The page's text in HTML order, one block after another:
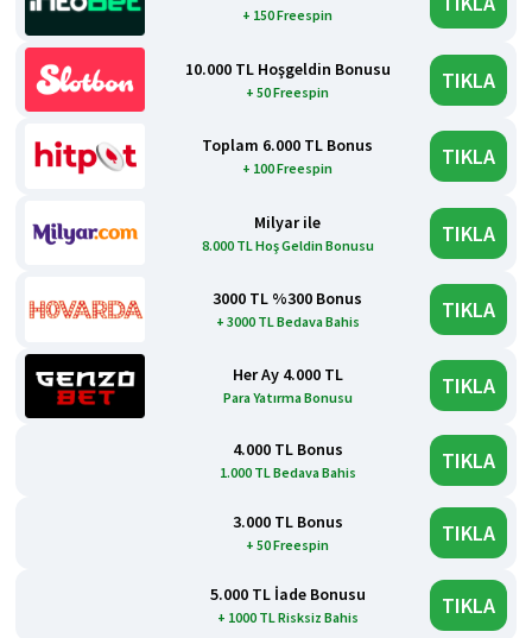
+ 150 Freespin
10.000 TL Hoşgeldin Bonusu
+ 50 Freespin TIKLA
Toplam 6.000 TL Bonus
+ 100 Freespin TIKLA
Milyar ile
8.000 TL Hoş Geldin Bonusu TIKLA
3000 TL %300 Bonus
+ 3000 TL Bedava Bahis TIKLA
Her Ay 4.000 TL
Para Yatırma Bonusu TIKLA
4.000 TL Bonus
1.000 TL Bedava Bahis TIKLA
3.000 TL Bonus
+ 50 Freespin TIKLA
5.000 TL İade Bonusu
+ 1000 TL Risksiz Bahis TIKLA